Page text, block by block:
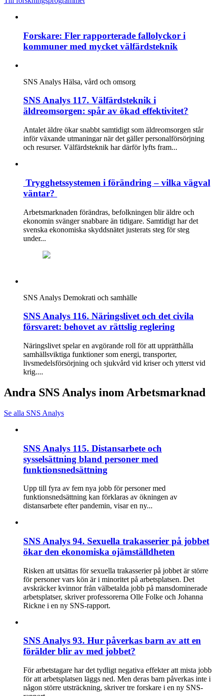
Forskare: Fler rapporterade fallolyckor i
kommuner med mycket välfärdsteknik
SNS Analys Hälsa, vård och omsorg
SNS Analys 117. Välfärdsteknik i
äldreomsorgen: spår av ökad effektivitet?
Antalet äldre ökar snabbt samtidigt som äldreomsorgen står
inför växande utmaningar när det gäller personalförsörjning
och resurser. Välfärdsteknik har därför lyfts fram...
Trygghetssystemen i förändring – vilka vägval
väntar?
Arbetsmarknaden förändras, befolkningen blir äldre och
ekonomin svänger snabbare än tidigare. Samtidigt har det
svenska ekonomiska skyddsnätet justerats steg för steg
under...
SNS Analys Demokrati och samhälle
SNS Analys 116. Näringslivet och det civila
försvaret: behovet av rättslig reglering
Näringslivet spelar en avgörande roll för att upprätthålla
samhällsviktiga funktioner som energi, transporter,
livsmedelsförsörjning och sjukvård vid kriser och ytterst vid
krig....
Andra SNS Analys inom Arbetsmarknad
Se alla SNS Analys
SNS Analys 115. Distansarbete och
sysselsättning bland personer med
funktionsnedsättning
Upp till fyra av fem nya jobb för personer med
funktionsnedsättning kan förklaras av ökningen av
distansarbete efter pandemin, visar en ny...
SNS Analys 94. Sexuella trakasserier på jobbet
ökar den ekonomiska ojämställdheten
Risken att utsättas för sexuella trakasserier på jobbet är större
för personer vars kön är i minoritet på arbetsplatsen. Det
avskräcker kvinnor från välbetalda jobb på mansdominerade
arbetsplatser, skriver professorerna Olle Folke och Johanna
Rickne i en ny SNS-rapport.
SNS Analys 93. Hur påverkas barn av att en
förälder blir av med jobbet?
För arbetstagare har det tydligt negativa effekter att mista jobb
för att arbetsplatsen läggs ned. Men deras barn påverkas inte i
någon större utsträckning, skriver tre forskare i en ny SNS-